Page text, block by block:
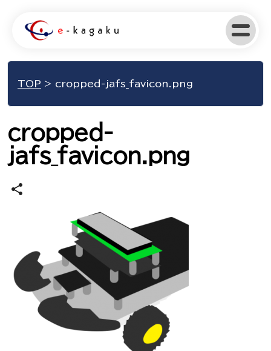
TOP > cropped-jafs_favicon.png
cropped-
jafs_favicon.png
share